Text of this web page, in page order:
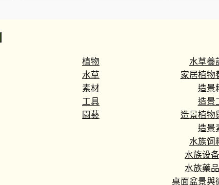
植物
水草
素材
工具
園藝
水草養
家居植物
造景
造景
造景植物
造景
水族饲
水族设
水族藥
桌面盆景與